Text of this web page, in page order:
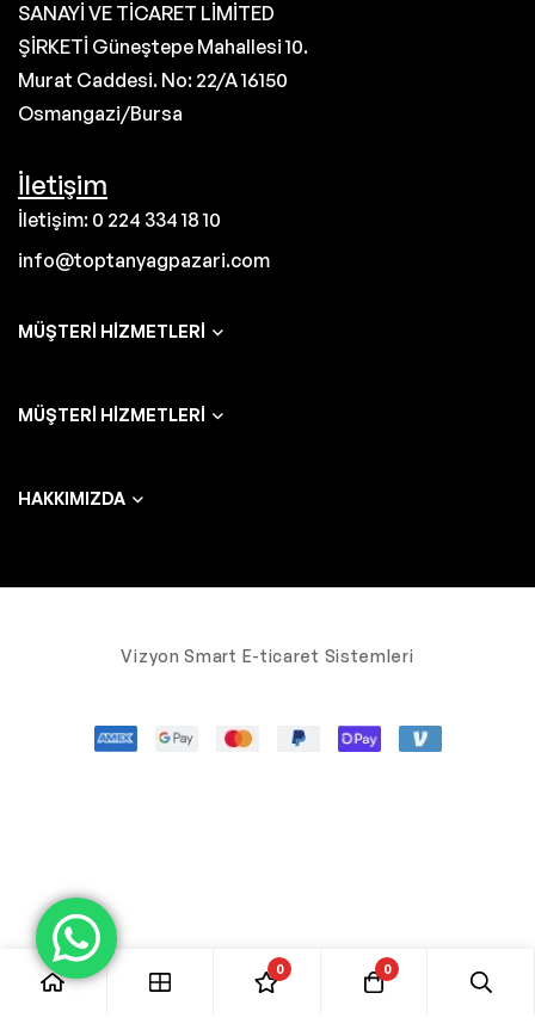
SANAYİ VE TİCARET LİMİTED
ŞİRKETİ Güneştepe Mahallesi 10.
Murat Caddesi. No: 22/A 16150
Osmangazi/Bursa
İletişim
İletişim: 0 224 334 18 10
info@toptanyagpazari.com
MÜŞTERI HIZMETLERI
MÜŞTERI HIZMETLERI
HAKKIMIZDA
Vizyon Smart E-ticaret Sistemleri
0 0